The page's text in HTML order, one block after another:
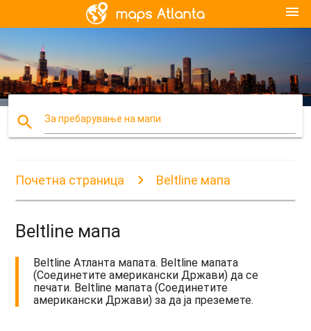
menu
search За пребарување на мапи
Почетна страница Beltline мапа
Beltline мапа
Beltline Атланта мапата. Beltline мапата
(Соединетите американски Држави) да се
печати. Beltline мапата (Соединетите
американски Држави) за да ја преземете.